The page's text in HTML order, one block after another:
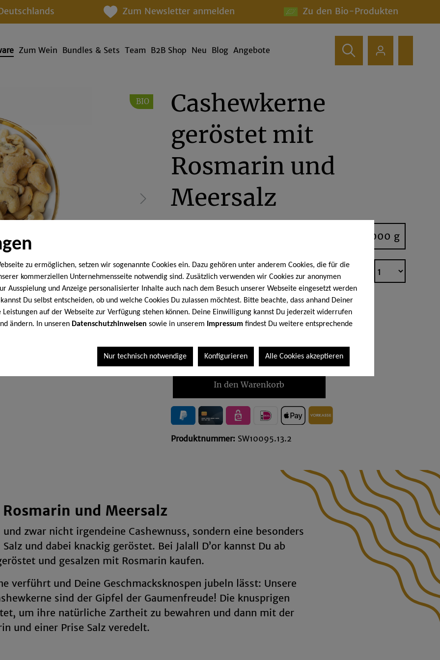
Zum Newsletter anmelden Zu den Bio-Produkten
Zum Wein Bundles & Sets Team B2B Shop Neu Blog Angebote
BIO
Cashewkerne
geröstet mit
Rosmarin und
Meersalz
1000 g
Anzahl
8,90€*
* Preise inkl. MwSt. zzgl. Versandkosten
In den Warenkorb
Produktnummer: SW10095.13.2
und Meersalz
zwar nicht irgendeine Cashewnuss, sondern eine besonders
und dabei knackig geröstet. Bei Jalall D’or kannst Du ab
und gesalzen mit Rosmarin kaufen.
verführt und Deine Geschmacksknospen jubeln lässt: Unsere
sind der Gipfel der Gaumenfreude! Die knusprigen
um ihre natürliche Zartheit zu bewahren und dann mit der
und einer Prise Salz veredelt.
zu ermöglichen, setzen wir sogenannte Cookies ein. Dazu gehören unter anderem Cookies, die für die
kommerziellen Unternehmensseite notwendig sind. Zusätzlich verwenden wir Cookies zur anonymen
Ausspielung und Anzeige personalisierter Inhalte auch nach dem Besuch unserer Webseite eingesetzt werden
Du selbst entscheiden, ob und welche Cookies Du zulassen möchtest. Bitte beachte, dass anhand Deiner
auf der Webseite zur Verfügung stehen können. Deine Einwilligung kannst Du jederzeit widerrufen
ändern. In unseren Datenschutzhinweisen sowie in unserem Impressum findest Du weitere entsprechende
Nur technisch notwendige Konfigurieren Alle Cookies akzeptieren